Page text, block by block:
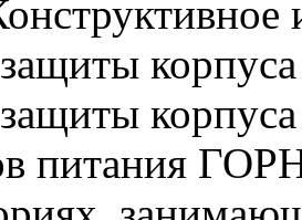
питания